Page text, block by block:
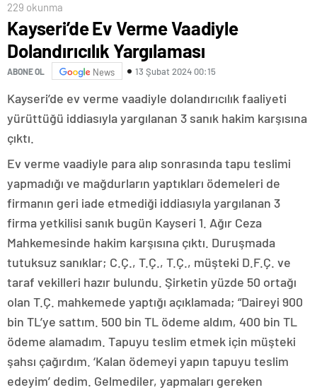
229 okunma
Kayseri’de Ev Verme Vaadiyle
Dolandırıcılık Yargılaması
ABONE OL News 13 Şubat 2024 00:15
Kayseri’de ev verme vaadiyle dolandırıcılık faaliyeti
yürüttüğü iddiasıyla yargılanan 3 sanık hakim karşısına
çıktı.
Ev verme vaadiyle para alıp sonrasında tapu teslimi
yapmadığı ve mağdurların yaptıkları ödemeleri de
firmanın geri iade etmediği iddiasıyla yargılanan 3
firma yetkilisi sanık bugün Kayseri 1. Ağır Ceza
Mahkemesinde hakim karşısına çıktı. Duruşmada
tutuksuz sanıklar; C.Ç., T.Ç., T.Ç., müşteki D.F.Ç. ve
taraf vekilleri hazır bulundu. Şirketin yüzde 50 ortağı
olan T.Ç. mahkemede yaptığı açıklamada; “Daireyi 900
bin TL’ye sattım. 500 bin TL ödeme aldım, 400 bin TL
ödeme alamadım. Tapuyu teslim etmek için müşteki
şahsı çağırdım. ‘Kalan ödemeyi yapın tapuyu teslim
edeyim’ dedim. Gelmediler, yapmaları gereken